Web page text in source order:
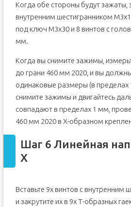
Когда обе стороны будут зажаты,
внутренним шестигранником
под ключ M3x30 и 8 винтов с
мм.
Когда вы снимите зажимы,
до грани 460 мм 2020, и вы
одинаковые размеры (в пределах
снимите зажимы и двигайтесь
совпадают в пределах 1 мм,
460 мм 2020 в X-образном
Шаг 6 Линейная
X
Вставьте 9x винтов с внутренним
и закрутите их в 9x Т-образных